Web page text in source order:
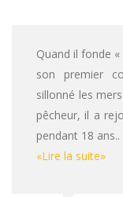
Quand il fonde «
son premier
sillonné les
pêcheur, il a
pendant 18 ans..
«Lire la suite»